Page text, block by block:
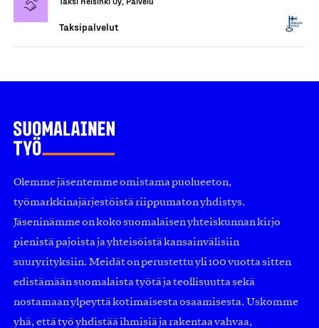
Taksipalvelut
Olemme jäsentemme omistama puolueeton,
työmarkkinajärjestöistä riippumaton yhdistys.
Jäseninämme on koko suomalaisen yhteiskunnan kirjo
pienistä pajoista ja yhteisöistä kansainvälisiin
suuryrityksiin. Meidät on perustettu yli 100 vuotta sitten
edistämään suomalaista työtä ja teollisuutta sekä
nostamaan ylpeyttä kotimaisesta osaamisesta. Uskomme
yhä, että työ yhdistää ihmisiä ja rakentaa vahvaa,